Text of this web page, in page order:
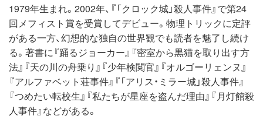
1979年生まれ。2002年、『「クロック城」殺人事件』で第24
回メフィスト賞を受賞してデビュー。物理トリックに定評
がある一方、幻想的な独自の世界観でも読者を魅了し続け
る。著書に『踊るジョーカー』『密室から黒猫を取り出す方
法』『天の川の舟乗り』『少年検閲官』『オルゴーリェンヌ』
『アルファベット荘事件』『「アリス・ミラー城」殺人事件』
『つめたい転校生』『私たちが星座を盗んだ理由』『月灯館殺
人事件』などがある。